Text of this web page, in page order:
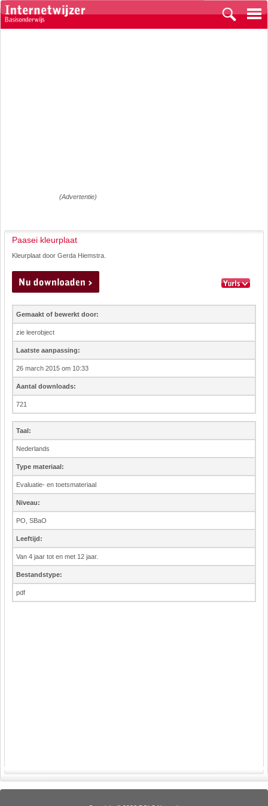
(Advertentie)
Paasei kleurplaat
Kleurplaat door Gerda Hiemstra.
Gemaakt of bewerkt door:
zie leerobject
Laatste aanpassing:
26 march 2015 om 10:33
Aantal downloads:
721
Taal:
Nederlands
Type materiaal:
Evaluatie- en toetsmateriaal
Niveau:
PO, SBaO
Leeftijd:
Van 4 jaar tot en met 12 jaar.
Bestandstype:
pdf